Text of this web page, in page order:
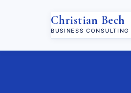
Christian Bech
BUSINESS CONSULTING